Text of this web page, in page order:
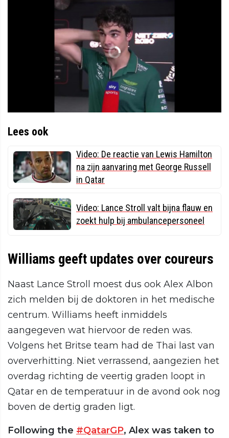
Lees ook
Video: De reactie van Lewis Hamilton
na zijn aanvaring met George Russell
in Qatar
Video: Lance Stroll valt bijna flauw en
zoekt hulp bij ambulancepersoneel
Williams geeft updates over coureurs
Naast Lance Stroll moest dus ook Alex Albon
zich melden bij de doktoren in het medische
centrum. Williams heeft inmiddels
aangegeven wat hiervoor de reden was.
Volgens het Britse team had de Thai last van
oververhitting. Niet verrassend, aangezien het
overdag richting de veertig graden loopt in
Qatar en de temperatuur in de avond ook nog
boven de dertig graden ligt.
Following the #QatarGP, Alex was taken to